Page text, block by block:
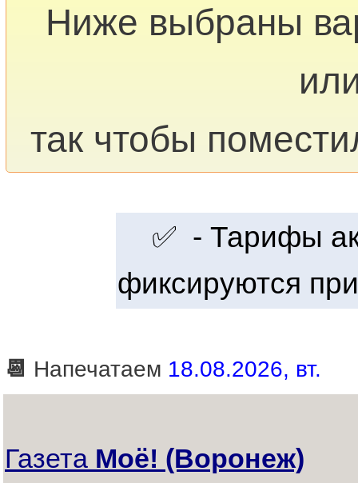
Ниже выбраны
так чтобы
✅ - Тарифы
фиксируются
📆 Напечатаем 18.08.2026, вт.
Газета Моё! (Воронеж)